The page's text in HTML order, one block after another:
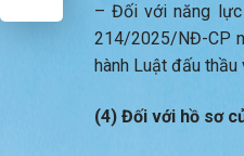
– Đối với năng
214/2025/NĐ-CP
hành Luật đấu thầu
(4) Đối với hồ sơ